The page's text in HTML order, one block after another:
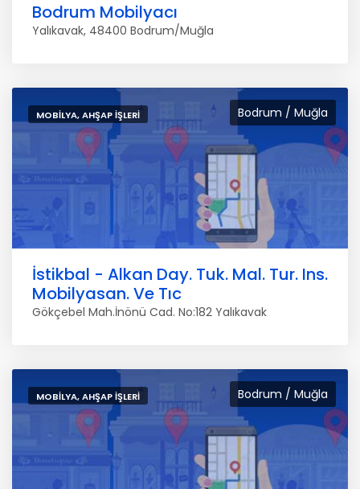
Bodrum Mobilyacı
Yalıkavak, 48400 Bodrum/Muğla
Bodrum / Muğla
MOBILYA, AHŞAP İŞLERI
İstikbal - Alkan Day. Tuk. Mal. Tur. Ins.
Mobilyasan. Ve Tıc
Gökçebel Mah.İnönü Cad. No:182 Yalıkavak
Bodrum / Muğla
MOBILYA, AHŞAP İŞLERI